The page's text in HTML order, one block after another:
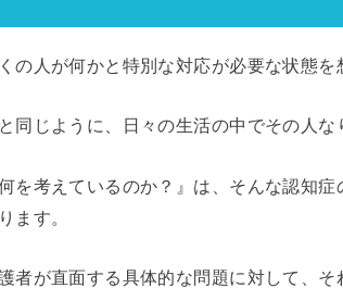
の人が何かと特別な対応が必要な状態を
同じように、日々の生活の中でその人な
を考えているのか？』は、そんな認知
ます。
者が直面する具体的な問題に対して、